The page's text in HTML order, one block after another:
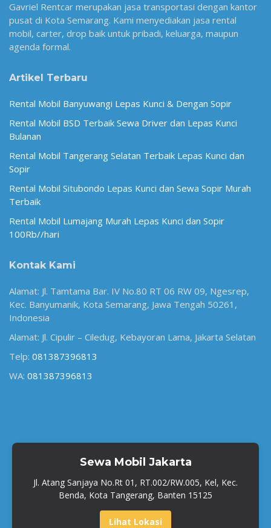
Gavriel Rentcar merupakan jasa transportasi dengan kantor
pusat di Kota Semarang. Kami menyediakan jasa rental
mobil, carter, drop baik untuk pribadi, keluarga, maupun
agenda formal.
Artikel Terbaru
Rental Mobil Banyuwangi Lepas Kunci & Dengan Sopir
Rental Mobil BSD Terbaik Sewa Driver dan Lepas Kunci
Bulanan
Rental Mobil Tangerang Selatan Terbaik Lepas Kunci dan
Sopir
Rental Mobil Situbondo Lepas Kunci dan Sewa Sopir Murah
Terbaik
Rental Mobil Lumajang Murah Lepas Kunci dan Sopir
100Rb//hari
Kontak Kami
Alamat: Jl. Tamtama Bar. IV No.80 RT 06 RW 09, Ngesrep,
Kec. Banyumanik, Kota Semarang, Jawa Tengah 50261,
Indonesia
Alamat: Jl. Cipulir – Ciledug, Kebayoran Lama, Jakarta Selatan
Telp: 081387396813
WA: 081387396813
Sewa Mobil Jakarta
Jl. Atang Sanjaya No.Rt 01, RT.002/RW.005, Kel, Kec.
Benda, Kota Tangerang, Banten 15125
Lihat Lokasi